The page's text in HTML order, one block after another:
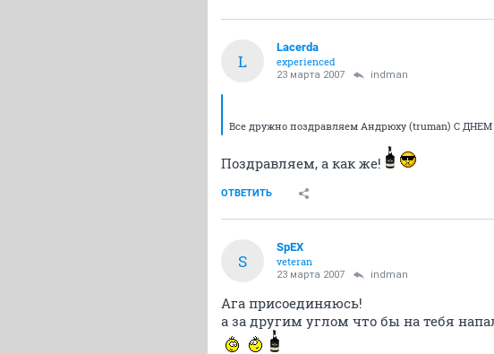
L
Lacerda
experienced
23 марта 2007 indman
Все дружно поздравляем Андрюху (truman) С
Поздравляем, а как же!
ОТВЕТИТЬ
S
SpEX
veteran
23 марта 2007 indman
Ага присоединяюсь!
а за другим углом что бы на тебя